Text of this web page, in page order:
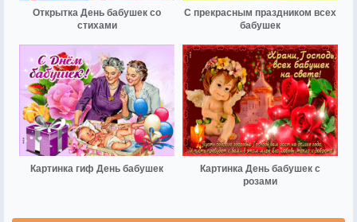
Открытка День бабушек со
стихами
С прекрасным праздником всех
бабушек
Картинка гиф День бабушек
Картинка День бабушек с
розами